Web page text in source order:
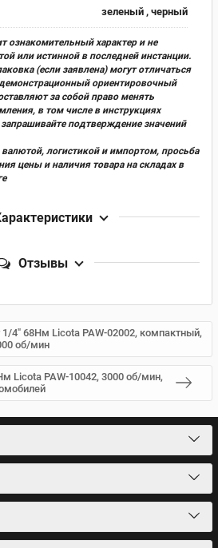
зеленый , черный
ознакомительный характер и не
или истинной в последней инстанции.
(если заявлена) могут отличаться
ориентировочный
за собой право менять
в том числе в инструкциях
подтверждение значений
логистикой и импортом, просьба
цены и наличия товара на складах в
Отзывы
1/4" 68Нм Licota PAW-02002, компактный,
об/мин
Licota PAW-10042, 3000 об/мин,